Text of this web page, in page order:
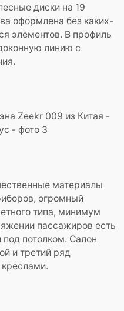
диски на 19
оформлена без каких-
элементов. В профиль
линию с
материалы
огромный
типа, минимум
пассажиров есть
потолком. Салон
и третий ряд